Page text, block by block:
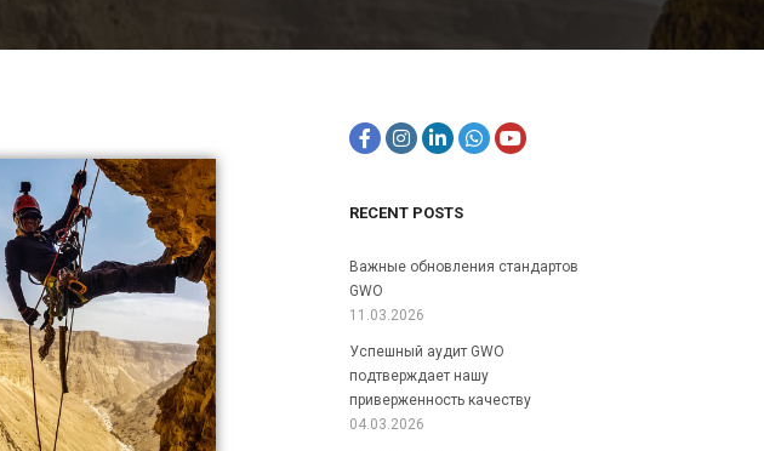
RECENT POSTS
Важные обновления стандартов
GWO
11.03.2026
Успешный аудит GWO
подтверждает нашу
приверженность качеству
04.03.2026